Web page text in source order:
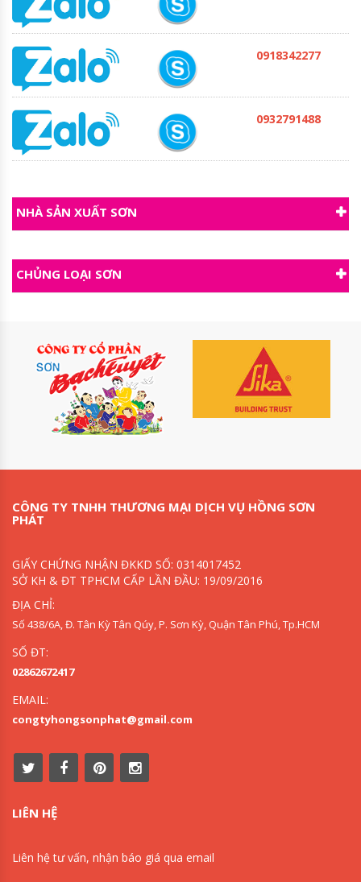
0918342277
0932791488
NHÀ SẢN XUẤT SƠN
CHỦNG LOẠI SƠN
CÔNG TY TNHH THƯƠNG MẠI DỊCH VỤ HỒNG SƠN
PHÁT
GIẤY CHỨNG NHẬN ĐKKD SỐ: 0314017452
SỞ KH & ĐT TPHCM CẤP LẦN ĐẦU: 19/09/2016
ĐỊA CHỈ:
Số 438/6A, Đ. Tân Kỳ Tân Qúy, P. Sơn Kỳ, Quận Tân Phú, Tp.HCM
SỐ ĐT:
02862672417
EMAIL:
congtyhongsonphat@gmail.com
LIÊN HỆ
Liên hệ tư vấn, nhận báo giá qua email